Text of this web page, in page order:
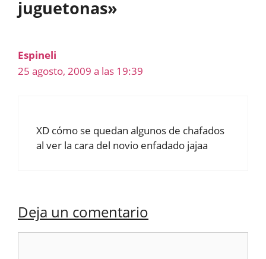
juguetonas»
Espineli
25 agosto, 2009 a las 19:39
XD cómo se quedan algunos de chafados
al ver la cara del novio enfadado jajaa
Deja un comentario